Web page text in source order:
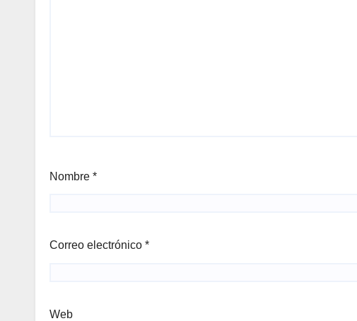
Nombre *
Correo electrónico *
Web